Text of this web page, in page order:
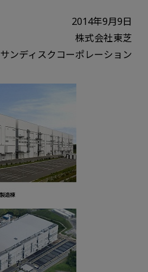
2014年9月9日
株式会社東芝
サンディスクコーポレーション